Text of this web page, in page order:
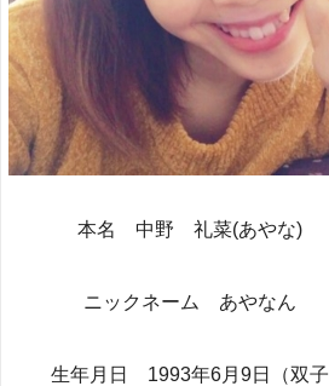
本名 中野 礼菜(あやな)
ニックネーム あやなん
生年月日 1993年6月9日（双子